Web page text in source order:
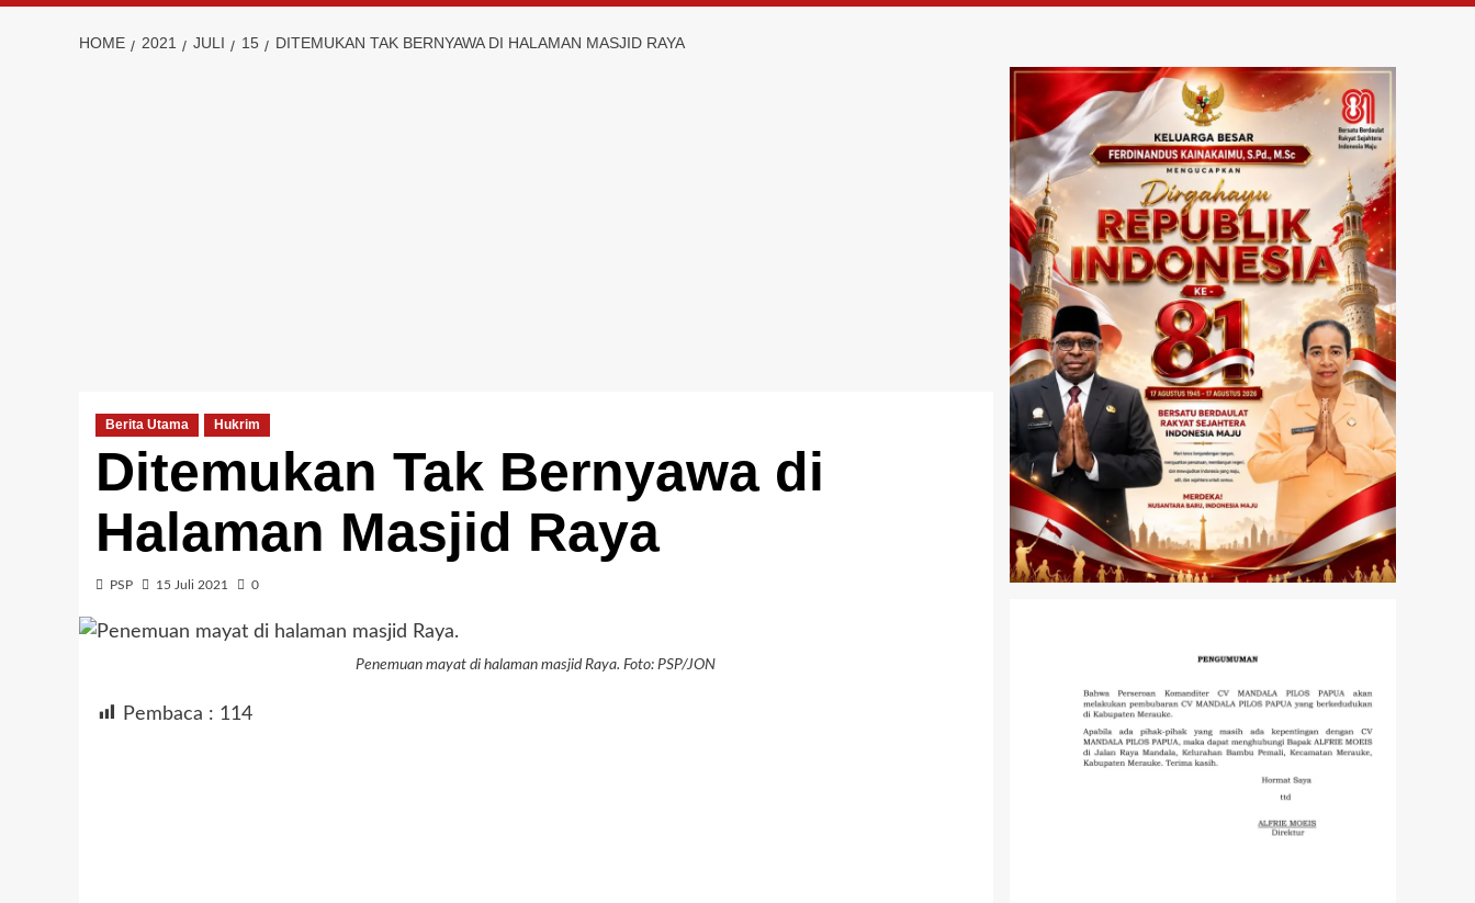
HOME 2021 JULI 15 DITEMUKAN TAK BERNYAWA DI HALAMAN MASJID RAYA
Berita Utama Hukrim
Ditemukan Tak Bernyawa di
Halaman Masjid Raya
PSP 15 Juli 2021 0
Penemuan mayat di halaman masjid Raya. Foto: PSP/JON
Pembaca : 114